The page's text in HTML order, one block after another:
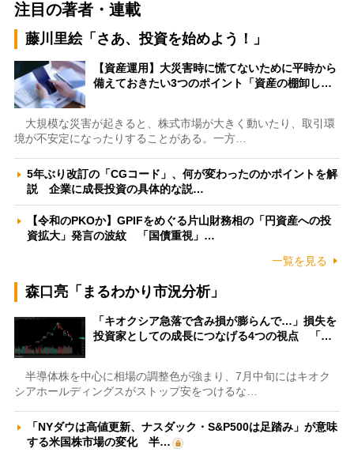
注目の著者・連載
藤川里絵「さあ、投資を始めよう！」
【資産運用】大災害時に慌てないために平時から
備えておきたい3つのポイント「資産の棚卸し…
大規模な災害が起きると、株式市場が大きく動いたり、取引環
境が不安定になったりすることがある。一方…
5年ぶり改訂の「CGコード」、何が変わったのかポイントを解
説 企業に成長投資の具体的な説…
【令和のPKOか】GPIFをめぐる片山財務相の「円資産への投
資拡大」発言の波紋 「国債重視」…
一覧を見る
森口亮「まるわかり市況分析」
「キオクシア急落で含み損が膨らんで…」損失を
投資家としての成長につなげる4つの視点 「…
半導体株を中心に相場の調整色が強まり、7月中旬にはキオク
シアホールディングスがストップ安をつけるな…
「NYダウは高値更新、ナスダック・S&P500は足踏み」が意味
する米国株市場の変化 半…